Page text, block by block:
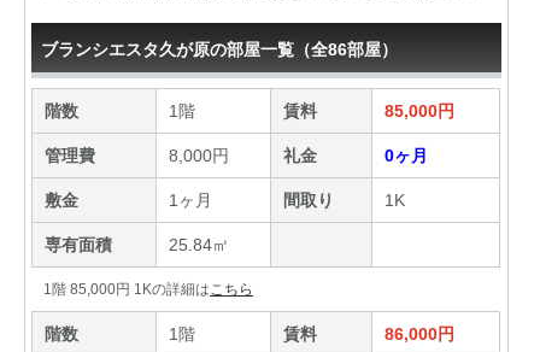
ブランシエスタ久が原の部屋一覧（全86部屋）
階数 1階 賃料 85,000円
管理費 8,000円 礼金 0ヶ月
敷金 1ヶ月 間取り 1K
専有面積 25.84㎡
1階 85,000円 1Kの詳細は こちら
階数 1階 賃料 86,000円